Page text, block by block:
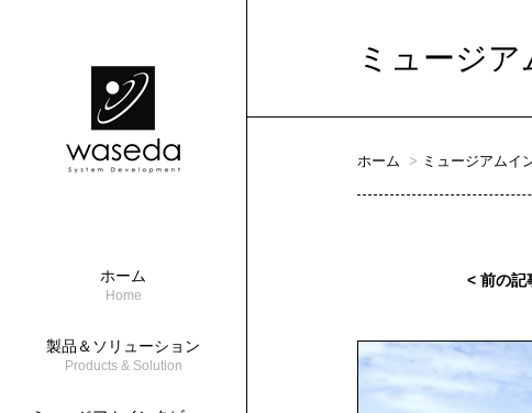
ホーム
Home
製品＆ソリューション
Products & Solution
ミュージ
ホーム ミュージアムイ
< 前の記